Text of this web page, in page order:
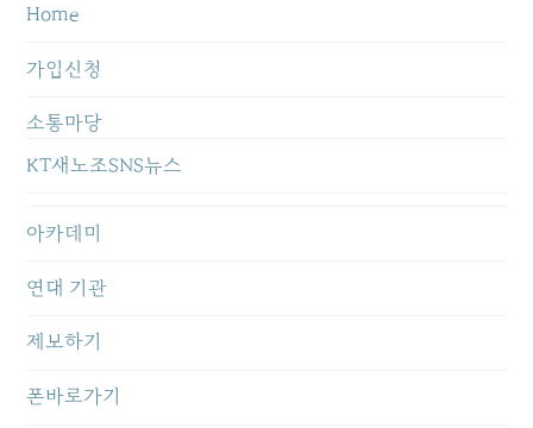
Home
가입신청
소통마당
KT새노조SNS뉴스
아카데미
연대 기관
제보하기
폰바로가기